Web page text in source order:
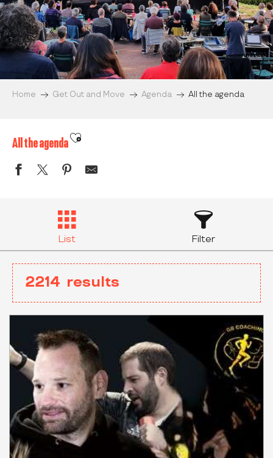
Home Get Out and Move Agenda All the agenda
All the agendaAjouter aux favoris
List Filter
2214 results